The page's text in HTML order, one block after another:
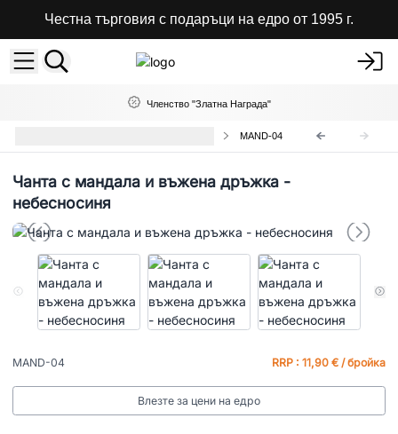
Честна търговия с подаръци на едро от 1995 г.
Членство "Златна Награда"
MAND-04
Чанта с мандала и въжена дръжка -
небесносиня
MAND-04 RRP : 11,90 € / бройка
Влезте за цени на едро